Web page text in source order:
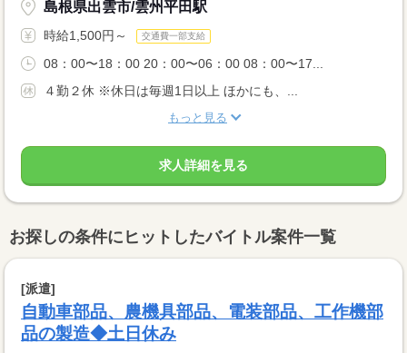
島根県出雲市/雲州平田駅
時給1,500円～ 交通費一部支給
08：00〜18：00 20：00〜06：00 08：00〜17...
４勤２休 ※休日は毎週1日以上 ほかにも、...
もっと見る
求人詳細を見る
お探しの条件にヒットしたバイトル案件一覧
[派遣]
自動車部品、農機具部品、電装部品、工作機部
品の製造◆土日休み